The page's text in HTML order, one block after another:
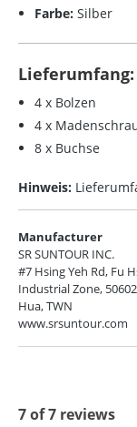
Farbe: Silber
Lieferumfang:
4 x Bolzen
4 x
8 x Buchse
Hinweis:
Manufacturer
SR SUNTOUR INC.
#7 Hsing Yeh Rd, Fu
Industrial Zone,
Hua, TWN
www.srsuntour.com
7 of 7 reviews